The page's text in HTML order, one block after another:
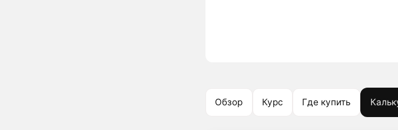
Обзор Курс Где купить